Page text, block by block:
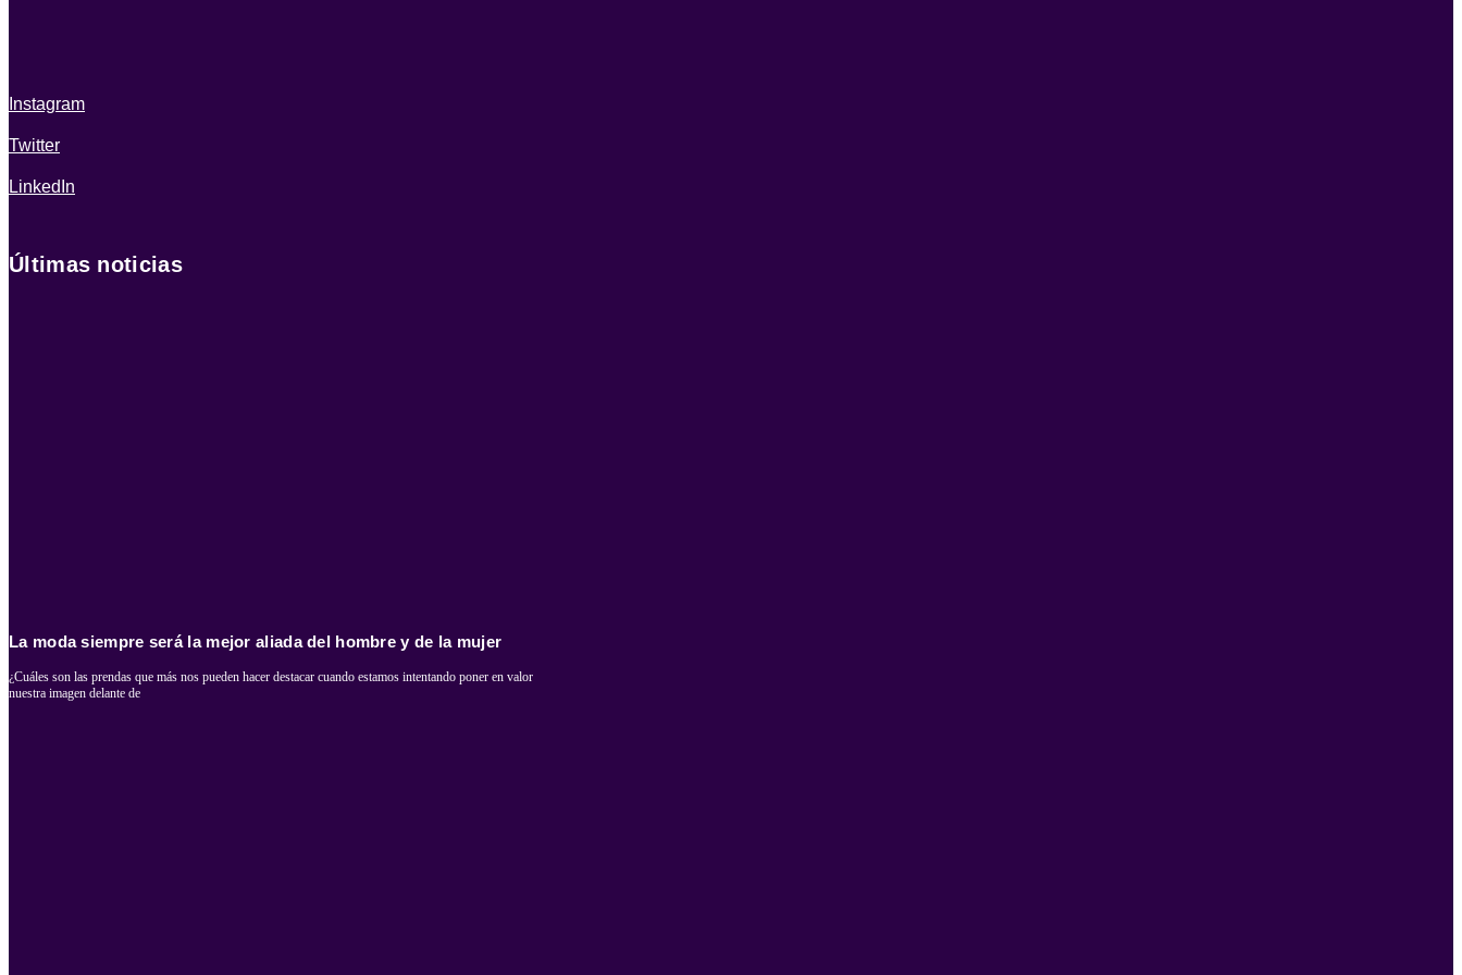
Instagram
Twitter
LinkedIn
Últimas noticias
La moda siempre será la mejor aliada del hombre y de la mujer
¿Cuáles son las prendas que más nos pueden hacer destacar cuando estamos intentando poner en valor
nuestra imagen delante de